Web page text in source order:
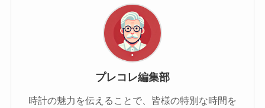
プレコレ編集部
時計の魅力を伝えることで、皆様の特別な時間を